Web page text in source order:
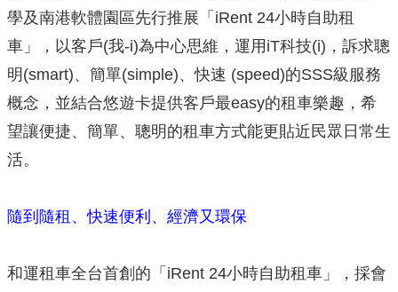
學及南港軟體園區先行推展「iRent 24小時自助租
車」，以客戶(我-i)為中心思維，運用iT科技(i)，訴求聰
明(smart)、簡單(simple)、快速 (speed)的SSS級服務
概念，並結合悠遊卡提供客戶最easy的租車樂趣，希
望讓便捷、簡單、聰明的租車方式能更貼近民眾日常生
活。
隨到隨租、快速便利、經濟又環保
和運租車全台首創的「iRent 24小時自助租車」，採會